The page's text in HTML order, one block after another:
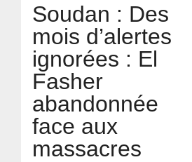
Soudan : Des
mois d’alertes
ignorées : El
Fasher
abandonnée
face aux
massacres